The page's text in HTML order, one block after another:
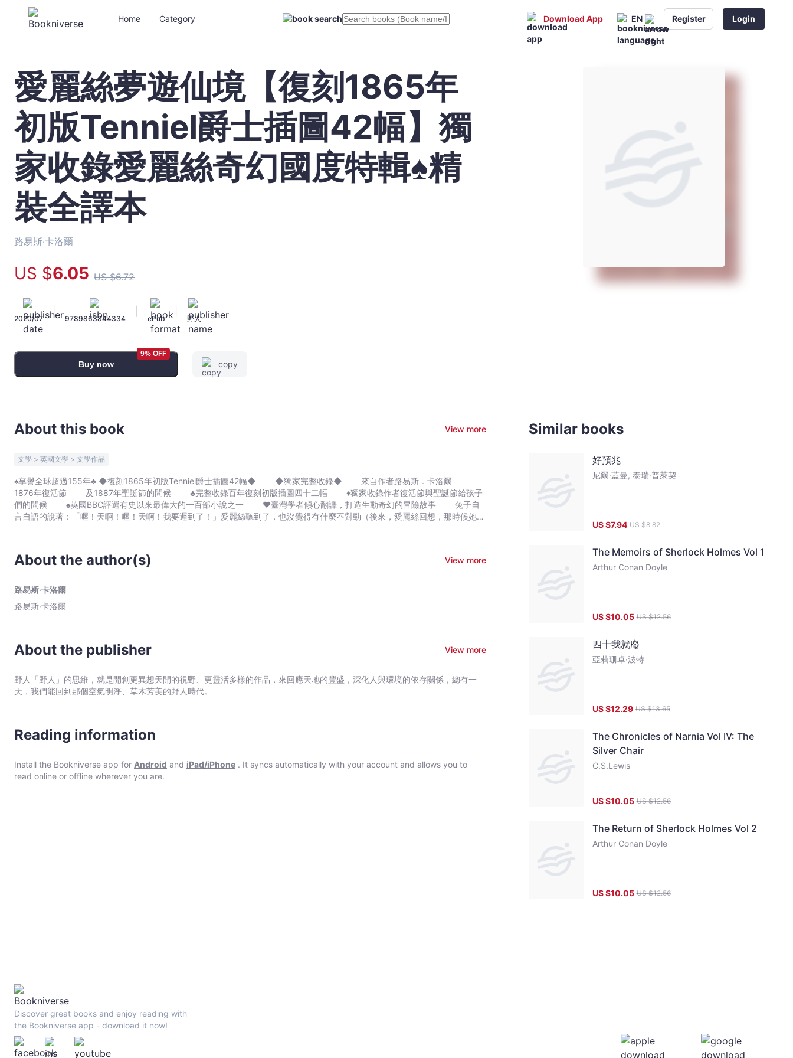
Home Category Download App EN Register Login
愛
麗
絲
夢
遊
仙
境
【復
1865
年
版
爵
插
圖
42
獨
家
麗
奇
國
度
特
精
全
本
易
卡
洛
Bookniverse
愛麗絲夢遊仙境【復刻1865年
初版Tenniel爵士插圖42幅】獨
家收錄愛麗絲奇幻國度特輯♠精
裝全譯本
路易斯‧卡洛爾
US $6.05 US $6.72
2020/07
|
9789863844334 ePub 野人
Buy now
9% OFF
copy
About this book View more
文學 > 英國文學 > 文學作品
♠享譽全球超過155年♣ ◆復刻1865年初版Tenniel爵士插圖42幅◆ ◆獨家完整收錄◆ 來自作者路易斯．卡洛爾
1876年復活節 及1887年聖誕節的問候 ♣完整收錄百年復刻初版插圖四十二幅 ♦獨家收錄作者復活節與聖誕節給孩子
們的問候 ♠英國BBC評選有史以來最偉大的一百部小說之一 ♥臺灣學者傾心翻譯，打造生動奇幻的冒險故事 兔子自
言自語的說著：「喔！天啊！喔！天啊！我要遲到了！」愛麗絲聽到了，也沒覺得有什麼不對勁（後來，愛麗絲回想，那時候她一
想到要怎麼出去…… *** 一八六二年，一位害羞,講話還會結結巴巴的牛津數學家查爾斯．道吉森（Charles Lutwidge
八六五年，他終於以筆名路易斯．卡洛爾（Lewis Carroll）出版《愛麗絲夢遊仙境》，而「愛麗絲」也是英國文學中最受歡迎的女
學作品。 《愛麗絲夢遊仙境》改編作品無以計數，包括一九○五的迪士尼動畫電影到近年提姆‧波頓執導的真人電影《魔鏡夢
型：愛麗絲‧利德爾（Alice Pleasance Liddell） ‧廣受喜愛的童話，多國翻譯，擁有眾多插畫版本 ‧《愛麗絲夢遊仙境》的
重要角色 ‧影響無遠弗屆，展覽與周邊商品無數 （2）完整收錄1865年初版約翰．譚尼爾（John Tenniel）插圖42幅
的文學插圖。本書收錄42幅1865年初版插圖，讓讀者體會最初的閱讀感動。 （3）臺灣譯者全新翻譯，打造生動奇幻的冒險
故事 特請臺灣學者傾心翻譯，以生動的口吻,精煉的語句，打造奇幻冒險的《愛麗絲夢遊仙境》。 Original 1865 Edition
About the author(s) View more
路易斯‧卡洛爾
路易斯‧卡洛爾
About the publisher View more
野人「野人」的思維，就是開創更異想天開的視野、更靈活多樣的作品，來回應天地的豐盛，深化人與環境的依存關係，總有一
天，我們能回到那個空氣明淨、草木芳美的野人時代。
Reading information
Install the Bookniverse app for Android and iPad/iPhone . It syncs automatically with your account and allows you to
read online or offline wherever you are.
Similar books
好預兆
尼爾‧蓋曼, 泰瑞‧普萊契
US $7.94 US $8.82
The Memoirs of Sherlock Holmes Vol 1
Arthur Conan Doyle
US $10.05 US $12.56
四十我就廢
亞莉珊卓‧波特
US $12.29 US $13.65
The Chronicles of Narnia Vol IV: The
Silver Chair
C.S.Lewis
US $10.05 US $12.56
The Return of Sherlock Holmes Vol 2
Arthur Conan Doyle
US $10.05 US $12.56
Discover great books and enjoy reading with
the Bookniverse app - download it now!